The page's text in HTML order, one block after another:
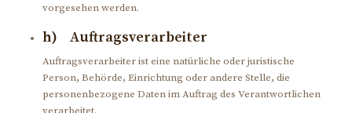
vorgesehen werden.
h) Auftragsverarbeiter
Auftragsverarbeiter ist eine natürliche oder juristische
Person, Behörde, Einrichtung oder andere Stelle, die
personenbezogene Daten im Auftrag des Verantwortlichen